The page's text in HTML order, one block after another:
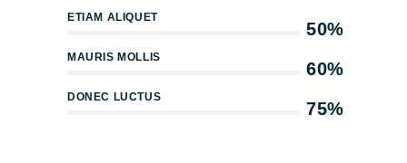
ETIAM ALIQUET
50%
MAURIS MOLLIS
60%
DONEC LUCTUS
75%